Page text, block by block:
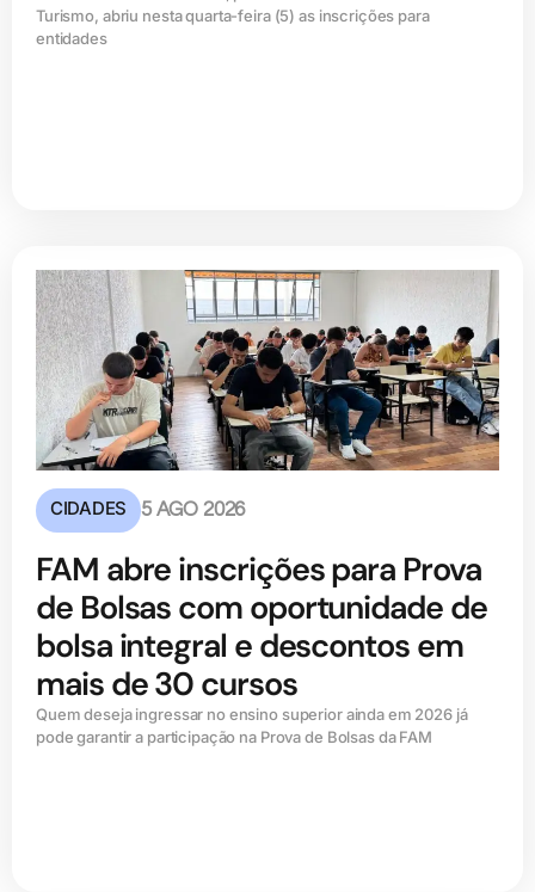
Turismo, abriu nesta quarta-feira (5) as inscrições para
entidades
CIDADES 5 AGO 2026
FAM abre inscrições para Prova
de Bolsas com oportunidade de
bolsa integral e descontos em
mais de 30 cursos
Quem deseja ingressar no ensino superior ainda em 2026 já
pode garantir a participação na Prova de Bolsas da FAM